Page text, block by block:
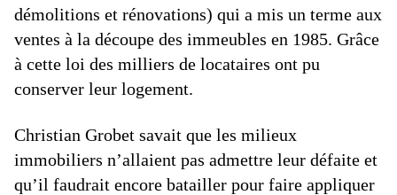
démolitions et rénovations) qui a mis un terme aux
ventes à la découpe des immeubles en 1985. Grâce
à cette loi des milliers de locataires ont pu
conserver leur logement.
Christian Grobet savait que les milieux
immobiliers n’allaient pas admettre leur défaite et
qu’il faudrait encore batailler pour faire appliquer